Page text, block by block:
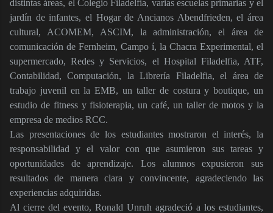
distintas áreas, el Colegio Filadelfia, varias escuelas primarias y el
jardín de infantes, el Hogar de Ancianos Abendfrieden, el área
cultural, ACOMEM, ASCIM, la administración, el área de
comunicación de Fernheim, Campo í, la Chacra Experimental, el
supermercado, Redes y Servicios, el Hospital Filadelfia, ATF,
Contabilidad, Computación, la Librería Filadelfia, el área de
trabajo juvenil en la EMB, un taller de costura y boutique, un
estudio de fitness y fisioterapia, un café, un taller de motos y la
empresa de medios RCC.
Las presentaciones de los estudiantes mostraron el interés, la
responsabilidad y el valor con que asumieron sus tareas y
oportunidades de aprendizaje. Los alumnos expusieron sus
resultados de manera clara y convincente, agradeciendo las
experiencias adquiridas.
Al cierre del evento, Ronald Unruh agradeció a los estudiantes,